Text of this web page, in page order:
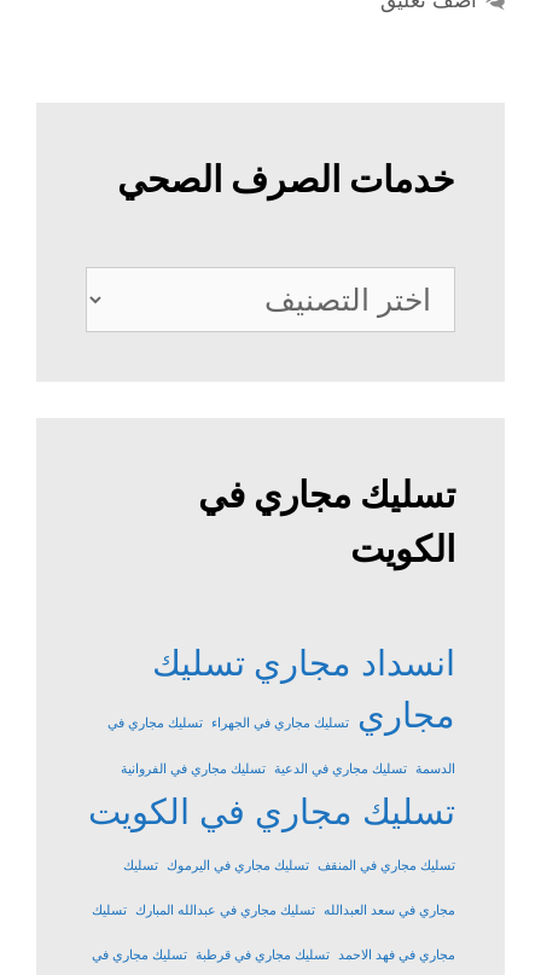
خدمات الصرف الصحي
خدمات
الصرف
تسليك مجاري في
الكويت
انسداد مجاري تسليك
مجاري
تسليك مجاري في الجهراء تسليك مجاري في
الدسمة تسليك مجاري في الدعية تسليك مجاري في الفروانية
تسليك مجاري في الكويت
تسليك مجاري في المنقف تسليك مجاري في اليرموك تسليك
مجاري في سعد العبدالله تسليك مجاري في عبدالله المبارك تسليك
مجاري في فهد الاحمد تسليك مجاري في قرطبة تسليك مجاري في